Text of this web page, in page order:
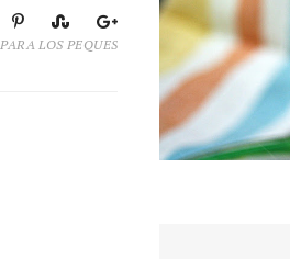
PARA LOS PEQUES